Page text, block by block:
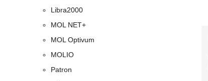
Libra2000
MOL NET+
MOL Optivum
MOLIO
Patron